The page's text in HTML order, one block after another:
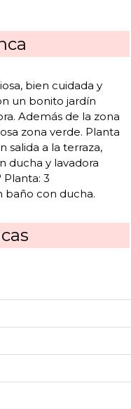
bien cuidada y
un bonito jardín
Además de la zona
zona verde. Planta
salida a la terraza,
ducha y lavadora
Planta: 3
baño con ducha.